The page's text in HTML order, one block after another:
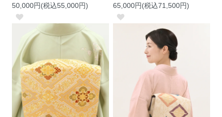
50,000円(税込55,000円)
65,000円(税込71,500円)